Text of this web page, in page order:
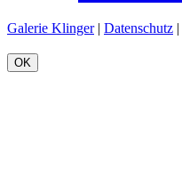
Galerie Klinger| Datenschutz |
OK